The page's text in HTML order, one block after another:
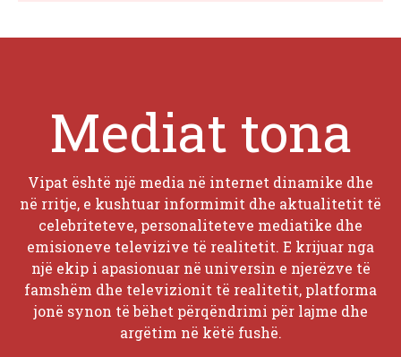
Mediat tona
Vipat është një media në internet dinamike dhe
në rritje, e kushtuar informimit dhe aktualitetit të
celebriteteve, personaliteteve mediatike dhe
emisioneve televizive të realitetit. E krijuar nga
një ekip i apasionuar në universin e njerëzve të
famshëm dhe televizionit të realitetit, platforma
jonë synon të bëhet përqëndrimi për lajme dhe
argëtim në këtë fushë.